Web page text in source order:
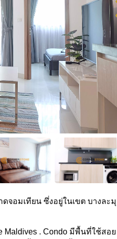
จอมเทียน ซึ่งอยู่ในเขต บางละมุ
Maldives . Condo มีพื้นที่ใช้สอย